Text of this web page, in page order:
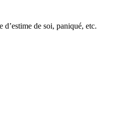
de soi, paniqué, etc.